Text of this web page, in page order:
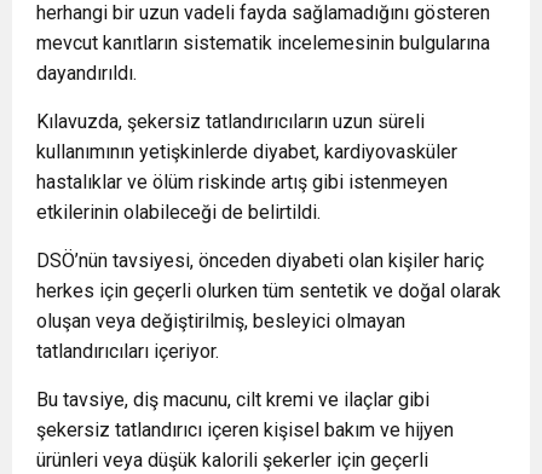
herhangi bir uzun vadeli fayda sağlamadığını gösteren
mevcut kanıtların sistematik incelemesinin bulgularına
dayandırıldı.
Kılavuzda, şekersiz tatlandırıcıların uzun süreli
kullanımının yetişkinlerde diyabet, kardiyovasküler
hastalıklar ve ölüm riskinde artış gibi istenmeyen
etkilerinin olabileceği de belirtildi.
DSÖ’nün tavsiyesi, önceden diyabeti olan kişiler hariç
herkes için geçerli olurken tüm sentetik ve doğal olarak
oluşan veya değiştirilmiş, besleyici olmayan
tatlandırıcıları içeriyor.
Bu tavsiye, diş macunu, cilt kremi ve ilaçlar gibi
şekersiz tatlandırıcı içeren kişisel bakım ve hijyen
ürünleri veya düşük kalorili şekerler için geçerli